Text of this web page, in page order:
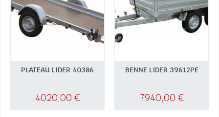
PLATEAU LIDER 40386
4020,00 €
BENNE LIDER 39612PE
7940,00 €